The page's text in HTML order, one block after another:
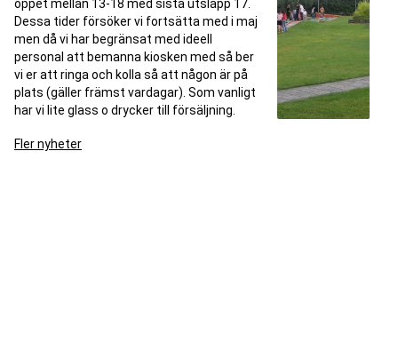
öppet mellan 13-18 med sista utsläpp 17.
Dessa tider försöker vi fortsätta med i maj
men då vi har begränsat med ideell
personal att bemanna kiosken med så ber
vi er att ringa och kolla så att någon är på
plats (gäller främst vardagar). Som vanligt
har vi lite glass o drycker till försäljning.
Fler nyheter